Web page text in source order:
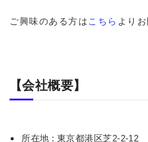
ご興味のある方は こちら より
【会社概要】
所在地 : 東京都港区芝2-2-12